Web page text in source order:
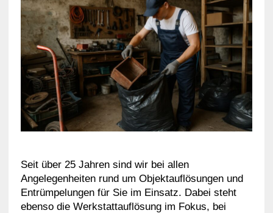
Seit über 25 Jahren sind wir bei allen
Angelegenheiten rund um Objektauflösungen und
Entrümpelungen für Sie im Einsatz. Dabei steht
ebenso die Werkstattauflösung im Fokus, bei